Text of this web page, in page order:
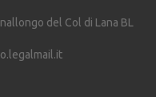
del Col di Lana BL